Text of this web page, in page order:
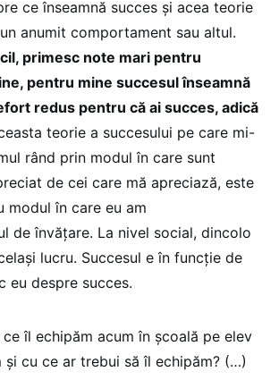
ce înseamnă succes și acea teorie
anumit comportament sau altul.
primesc note mari pentru
pentru mine succesul înseamnă
redus pentru că ai succes, adică
teorie a succesului pe care mi-
rând prin modul în care sunt
de cei care mă apreciază, este
modul în care eu am
de învățare. La nivel social, dincolo
lucru. Succesul e în funcție de
eu despre succes.
ce îl echipăm acum în școală pe elev
și cu ce ar trebui să îl echipăm? (…)